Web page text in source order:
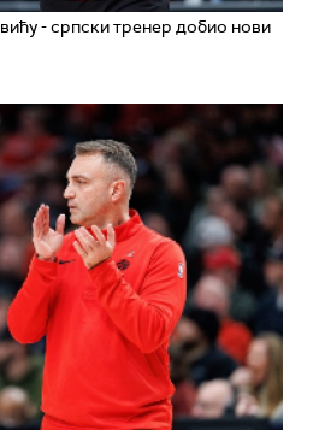
- српски тренер добио нови